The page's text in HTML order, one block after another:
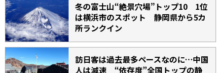
冬の富士山“絶景穴場”トップ10 1位
は横浜市のスポット 静岡県から5カ
所ランクイン
訪日客は過去最多ペースなのに…中国
人は減速 “依存度”全国トップの静